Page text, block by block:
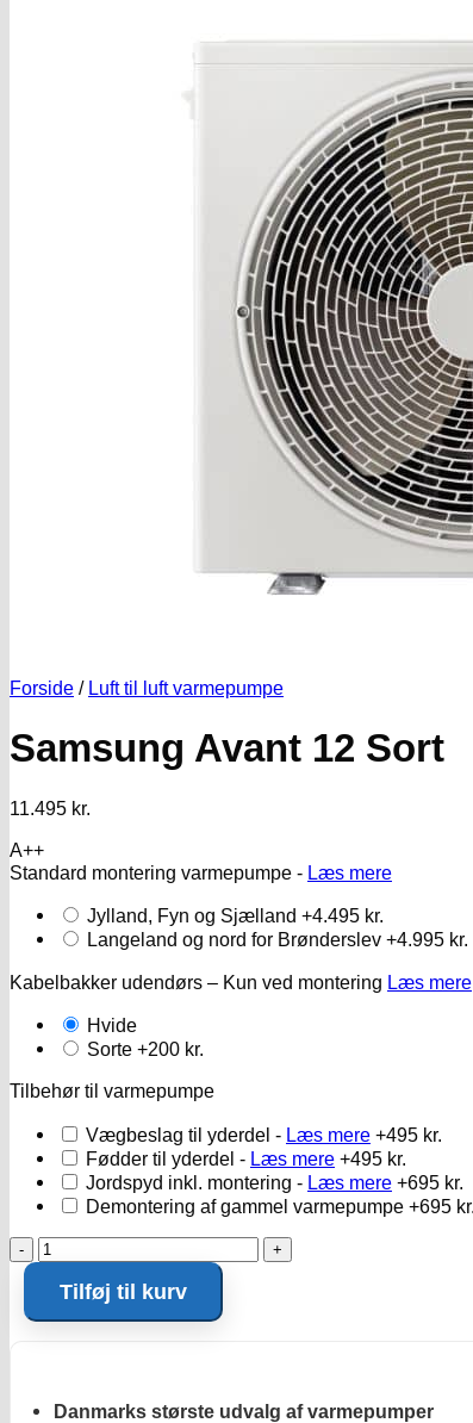
Forside / Luft til luft varmepumpe
Samsung Avant 12 Sort
11.495 kr.
A++
Standard montering varmepumpe - Læs mere
Jylland, Fyn og Sjælland +4.495 kr.
Langeland og nord for Brønderslev +4.995 kr.
Kabelbakker udendørs – Kun ved montering Læs mere
Hvide
Sorte +200 kr.
Tilbehør til varmepumpe
Vægbeslag til yderdel - Læs mere +495 kr.
Fødder til yderdel - Læs mere +495 kr.
Jordspyd inkl. montering - Læs mere +695 kr.
Demontering af gammel varmepumpe +695 kr.
Samsung
Avant
Sort
Tilføj til kurv
Danmarks største udvalg af varmepumper